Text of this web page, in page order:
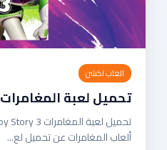
العاب اكشن
تحميل لعبة المغامرات Toy Story 3
ألعاب المغامرات عن تحميل لع...